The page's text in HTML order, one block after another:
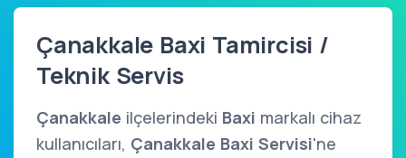
Çanakkale Baxi Tamircisi /
Teknik Servis
Çanakkale ilçelerindeki Baxi markalı cihaz
kullanıcıları, Çanakkale Baxi Servisi'ne